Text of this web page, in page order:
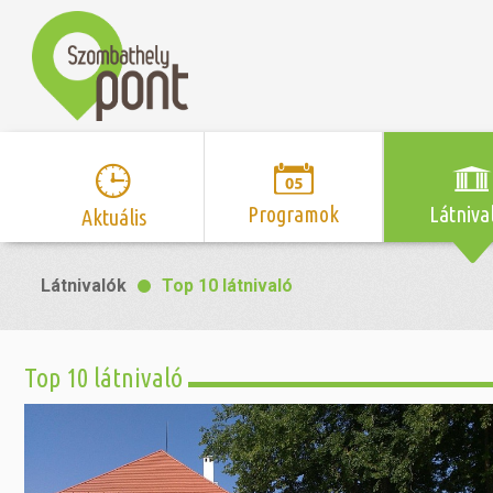
Aktuális Programok
Program naptár
Szent Márton
Mozi
Színház/Tánc
Szent
Zsidó
Hírek
Sport és
Látnivalók Top 10 látnivaló
Top 10 látnivaló